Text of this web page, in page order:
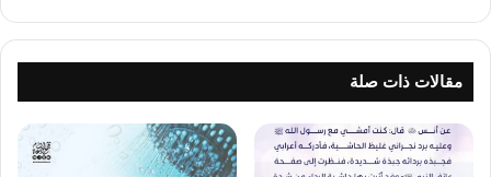
مقالات ذات صلة